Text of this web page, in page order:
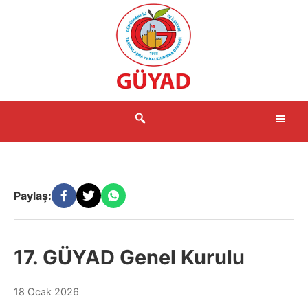
Paylaş:
17. GÜYAD Genel Kurulu
18 Ocak 2026